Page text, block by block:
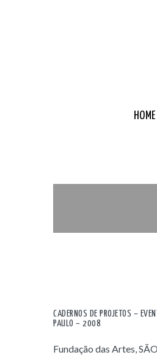
HOME
CADERNOS DE PROJETOS –
PAULO – 2008
Fundação das Artes,